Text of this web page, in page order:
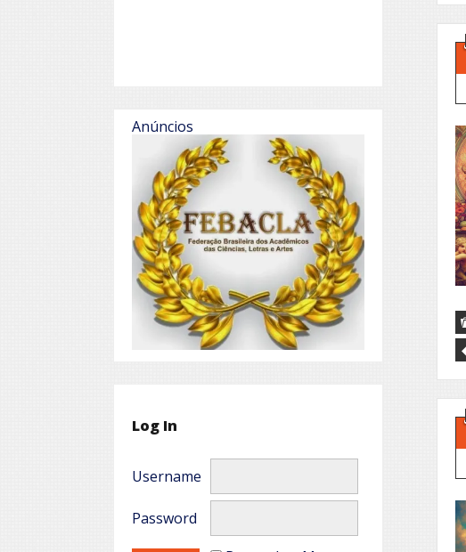
Anúncios
Log In
Username
Password